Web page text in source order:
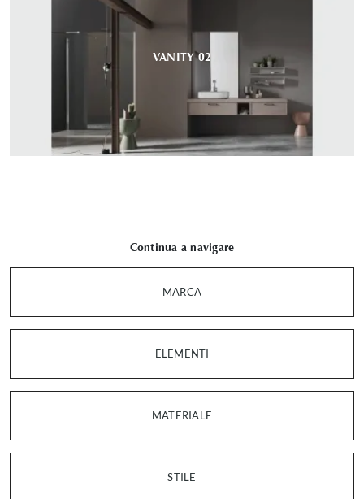
VANITY 02
Continua a navigare
MARCA
ELEMENTI
MATERIALE
STILE